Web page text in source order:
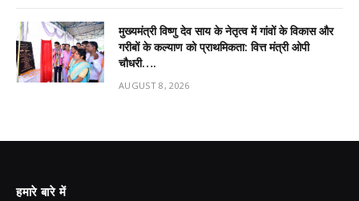
मुख्यमंत्री विष्णु देव साय के नेतृत्व में गांवों के विकास और
गरीबों के कल्याण को प्राथमिकता: वित्त मंत्री ओपी
चौधरी….
AUGUST 8, 2026
हमारे बारे में